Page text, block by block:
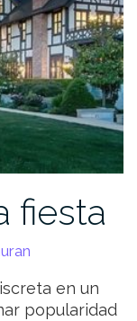
fiesta
en un
popularidad